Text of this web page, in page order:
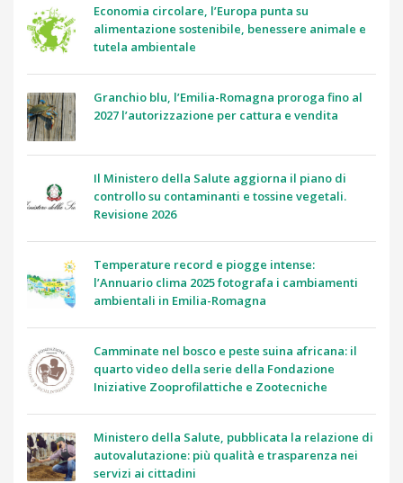
Economia circolare, l’Europa punta su
alimentazione sostenibile, benessere animale e
tutela ambientale
Granchio blu, l’Emilia-Romagna proroga fino al
2027 l’autorizzazione per cattura e vendita
Il Ministero della Salute aggiorna il piano di
controllo su contaminanti e tossine vegetali.
Revisione 2026
Temperature record e piogge intense:
l’Annuario clima 2025 fotografa i cambiamenti
ambientali in Emilia-Romagna
Camminate nel bosco e peste suina africana: il
quarto video della serie della Fondazione
Iniziative Zooprofilattiche e Zootecniche
Ministero della Salute, pubblicata la relazione di
autovalutazione: più qualità e trasparenza nei
servizi ai cittadini